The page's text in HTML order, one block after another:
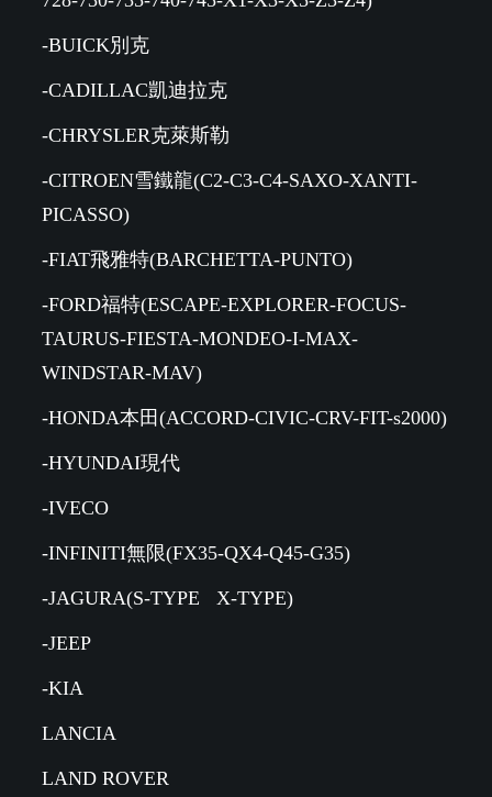
-BUICK別克
-CADILLAC凱迪拉克
-CHRYSLER克萊斯勒
-CITROEN雪鐵龍(C2-C3-C4-SAXO-XANTI-
PICASSO)
-FIAT飛雅特(BARCHETTA-PUNTO)
-FORD福特(ESCAPE-EXPLORER-FOCUS-
TAURUS-FIESTA-MONDEO-I-MAX-
WINDSTAR-MAV)
-HONDA本田(ACCORD-CIVIC-CRV-FIT-s2000)
-HYUNDAI現代
-IVECO
-INFINITI無限(FX35-QX4-Q45-G35)
-JAGURA(S-TYPE X-TYPE)
-JEEP
-KIA
LANCIA
LAND ROVER